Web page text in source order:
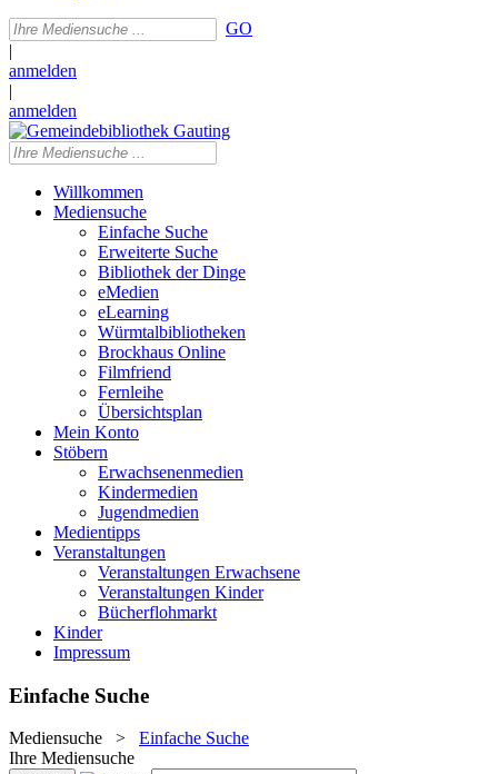
GO
|
anmelden
|
anmelden
Willkommen
Mediensuche
Einfache Suche
Erweiterte Suche
Bibliothek der Dinge
eMedien
eLearning
Würmtalbibliotheken
Brockhaus Online
Filmfriend
Fernleihe
Übersichtsplan
Mein Konto
Stöbern
Erwachsenenmedien
Kindermedien
Jugendmedien
Medientipps
Veranstaltungen
Veranstaltungen Erwachsene
Veranstaltungen Kinder
Bücherflohmarkt
Kinder
Impressum
Einfache Suche
Mediensuche > Einfache Suche
Ihre Mediensuche